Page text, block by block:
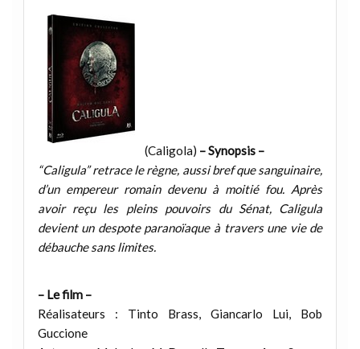
(Caligola) – Synopsis –
“Caligula” retrace le règne, aussi bref que sanguinaire,
d’un empereur romain devenu à moitié fou. Après
avoir reçu les pleins pouvoirs du Sénat, Caligula
devient un despote paranoïaque à travers une vie de
débauche sans limites.
– Le film –
Réalisateurs : Tinto Brass, Giancarlo Lui, Bob
Guccione